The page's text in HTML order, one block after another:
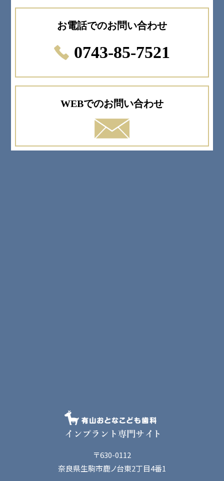
お電話でのお問い合わせ
0743-85-7521
WEBでのお問い合わせ
〒630-0112
奈良県生駒市鹿ノ台東2丁目4番1